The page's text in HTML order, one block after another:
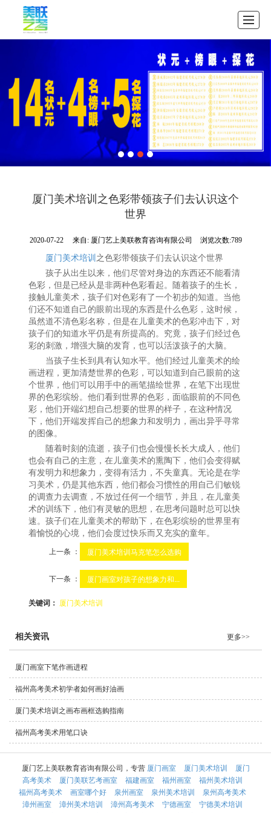
图库展示 资讯展示 联系我们
厦门美术培训之色彩带领孩子们去认识这个
世界
2020-07-22 来自: 厦门艺上美联教育咨询有限公司 浏览次数:789
厦门美术培训 之色彩带领孩子们去认识这个世界
孩子从出生以来，他们尽管对身边的东西还不能看清
色彩，但是已经从是非两种色彩看起。随着孩子的生长，
接触儿童美术，孩子们对色彩有了一个初步的知道。当他
们还不知道自己的眼前出现的东西是什么色彩，这时候，
虽然道不清色彩名称，但是在儿童美术的色彩冲击下，对
孩子们的知道水平仍是有所提高的。究竟，孩子们经过色
彩的刺激，增强大脑的发育，也可以活泼孩子的大脑。
当孩子生长到具有认知水平。他们经过儿童美术的绘
画进程，更加清楚世界的色彩，可以知道到自己眼前的这
个世界 ，他们可以用手中的画笔描绘世界 ，在笔下出现世
界的色彩缤纷。他们看到世界的色彩，面临眼前的不同色
彩，他们开端幻想自己想要的世界的样子，在这种情况
下，他们开端发挥自己的想象力和发明力，画出异乎寻常
的图像。
随着时刻的流逝，孩子们也会慢慢长长大成人，他们
也会有自己的主意，在儿童美术的熏陶下，他们会变得赋
有发明力和想象力，变得有活力，不失童真。无论是在学
习美术，仍是其他东西，他们都会习惯性的用自己们敏锐
的调查力去调查，不放过任何一个细节，并且，在儿童美
术的训练下，他们有灵敏的思想，在思考问题时总可以快
速。孩子们在儿童美术的帮助下，在色彩缤纷的世界里有
着愉悦的心境，他们会度过快乐而又充实的童年。
上一条 ： 厦门美术培训马克笔怎么选购
下一条 ： 厦门画室对孩子的想象力和...
关键词： 厦门美术培训
相关资讯 更多>>
厦门画室下笔作画进程
福州高考美术初学者如何画好油画
厦门美术培训之画布画框选购指南
福州高考美术用笔口诀
厦门艺上美联教育咨询有限公司，专营 厦门画室 厦门美术培训
厦门
高考美术
厦门美联艺考画室 福建画室 福州画室
福州美术培训
福州高考美术
画室哪个好 泉州画室 泉州美术培训
泉州高考美术
漳州画室
漳州美术培训 漳州高考美术 宁德画室
宁德美术培训